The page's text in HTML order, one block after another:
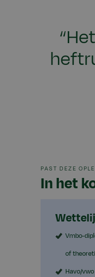
PAST DEZE
In het
Vmbo-
of
Havo/